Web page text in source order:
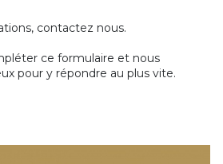
contactez nous.
ce formulaire et nous
pour y répondre au plus vite.